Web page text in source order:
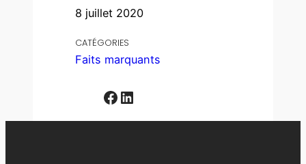
8 juillet 2020
CATÉGORIES
Faits marquants
Facebook LinkedIn